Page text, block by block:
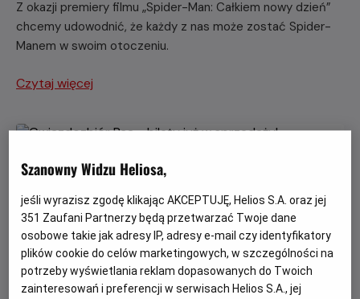
Z okazji premiery filmu „Spider-Man: Całkiem nowy dzień”
chcemy udowodnić, że każdy z nas może zostać Spider-
Manem w swoim otoczeniu.
Czytaj więcej
Szanowny Widzu Heliosa,
jeśli wyrazisz zgodę klikając AKCEPTUJĘ, Helios S.A. oraz jej
351 Zaufani Partnerzy będą przetwarzać Twoje dane
osobowe takie jak adresy IP, adresy e-mail czy identyfikatory
plików cookie do celów marketingowych, w szczególności na
potrzeby wyświetlania reklam dopasowanych do Twoich
zainteresowań i preferencji w serwisach Helios S.A., jej